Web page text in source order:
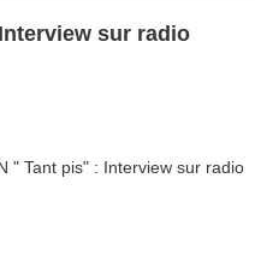
sur radio